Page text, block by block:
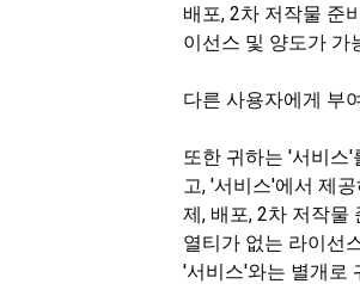
배포, 2차 저작물 준
이선스 및 양도가 가
다른 사용자에게 부
또한 귀하는 '서비스'
고, '서비스'에서 제
제, 배포, 2차 저작물
열티가 없는 라이선
'서비스'와는 별개로